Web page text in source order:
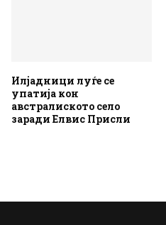
Илјадници луѓе се
упатија кон
австралиското село
заради Елвис Присли